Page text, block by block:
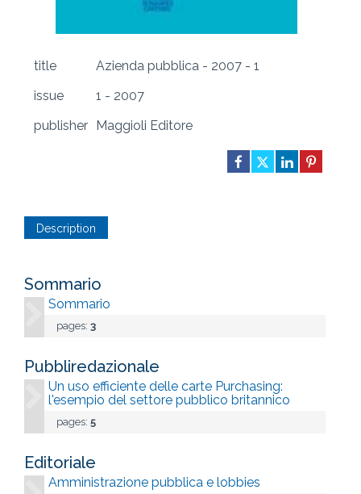
title
Azienda pubblica - 2007 - 1
issue
1 - 2007
publisher Maggioli Editore
Description
Sommario
Sommario
pages: 3
Pubbliredazionale
Un uso efficiente delle carte Purchasing:
l'esempio del settore pubblico britannico
pages: 5
Editoriale
Amministrazione pubblica e lobbies